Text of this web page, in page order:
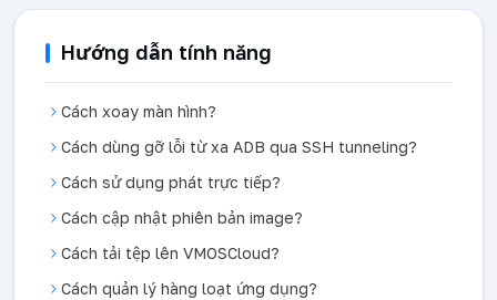
Hướng dẫn tính năng
Cách xoay màn hình?
Cách dùng gỡ lỗi từ xa ADB qua SSH tunneling?
Cách sử dụng phát trực tiếp?
Cách cập nhật phiên bản image?
Cách tải tệp lên VMOSCloud?
Cách quản lý hàng loạt ứng dụng?